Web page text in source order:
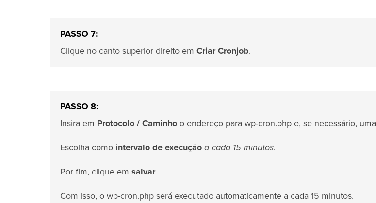
PASSO 7:
Clique no canto superior direito em Criar Cronjob.
PASSO 8:
Insira em Protocolo / Caminho o endereço para wp-cron.php e, se necessário, uma
Escolha como intervalo de execução a cada 15 minutos.
Por fim, clique em salvar.
Com isso, o wp-cron.php será executado automaticamente a cada 15 minutos.